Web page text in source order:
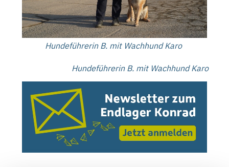
Hundeführerin B. mit Wachhund Karo
Hundeführerin B. mit Wachhund Karo